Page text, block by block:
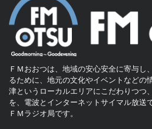
ＦＭおおつは、地域の安心安全に寄与し
るために、地元の文化やイベントなどの
津というローカルエリアにこだわりつつ
を、電波とインターネットサイマル放送
ＦＭラジオ局です。